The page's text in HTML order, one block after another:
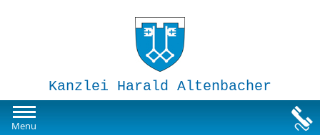
Kanzlei Harald Altenbacher
Menu